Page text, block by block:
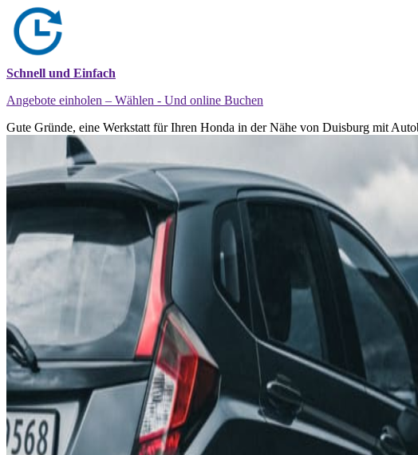
Schnell und Einfach
Angebote einholen – Wählen - Und online Buchen
Gute Gründe, eine Werkstatt für Ihren Honda in der Nähe von Duisburg mit